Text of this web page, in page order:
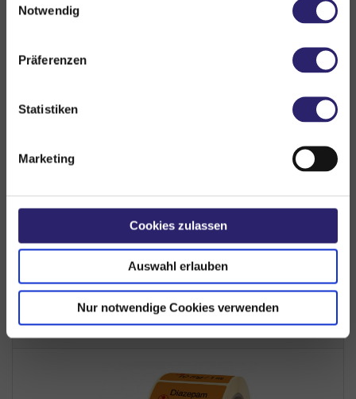
Cookies, wenn Sie unsere Webseite weiterhin nutzen.
Notwendig
Präferenzen
Statistiken
Marketing
Cookies zulassen
Auswahl erlauben
Nur notwendige Cookies verwenden
Zubehör
PDF Bestellformular
Online-Blätterkatalog
ZULETZT ANGESEHEN